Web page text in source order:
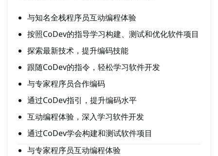
与知名全栈程序员互动编程体验
按照CoDev的指导学习构建、测试和优化软件项目
探索最新技术，提升编码技能
跟随CoDev的指令，轻松学习软件开发
与专家程序员合作编码
通过CoDev指引，提升编码水平
互动编程体验，深入学习软件开发
通过CoDev学会构建和测试软件项目
与专家程序员互动编程体验